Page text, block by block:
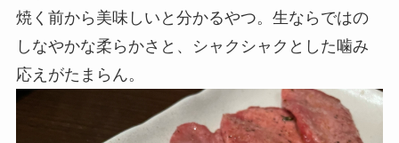
焼く前から美味しいと分かるやつ。生ならではの
しなやかな柔らかさと、シャクシャクとした噛み
応えがたまらん。